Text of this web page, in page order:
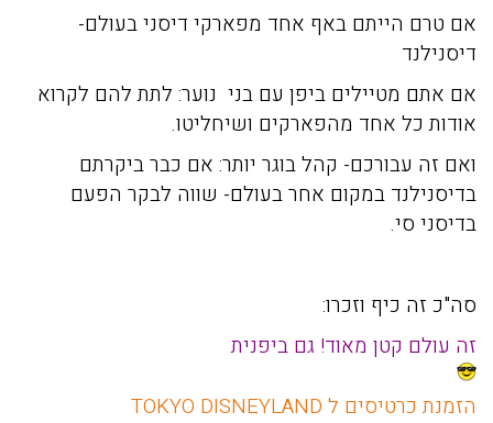
אם טרם הייתם באף אחד מפארקי דיסני בעולם-
דיסנילנד
אם אתם מטיילים ביפן עם בני נוער: לתת להם לקרוא
אודות כל אחד מהפארקים ושיחליטו.
ואם זה עבורכם- קהל בוגר יותר: אם כבר ביקרתם
בדיסנילנד במקום אחר בעולם- שווה לבקר הפעם
בדיסני סי.
סה"כ זה כיף וזכרו:
זה עולם קטן מאוד! גם ביפנית
הזמנת כרטיסים ל TOKYO DISNEYLAND